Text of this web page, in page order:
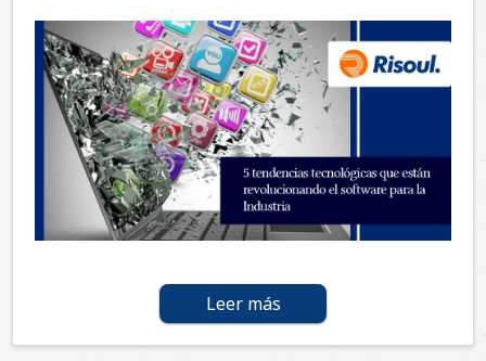
Leer más